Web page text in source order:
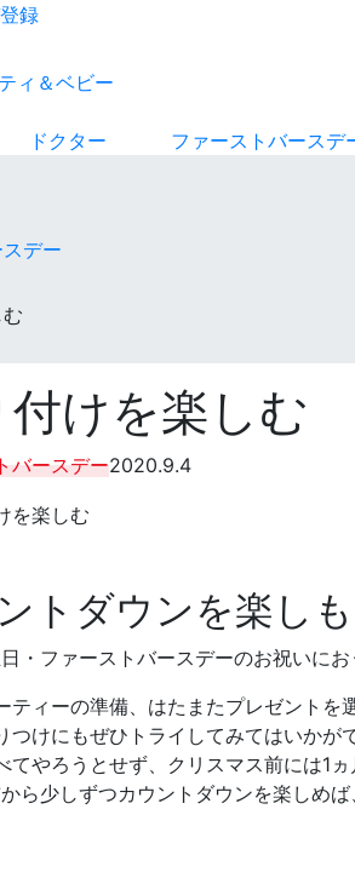
録
ドクター ファーストバースデ
デー
けを楽しむ
バースデー2020.9.4
トダウンを楽しも
・ファーストバースデーのお祝いに
ティーの準備、はたまたプレゼント
つけにもぜひトライしてみてはいかが
てやろうとせず、クリスマス前には1
ら少しずつカウントダウンを楽しめ